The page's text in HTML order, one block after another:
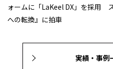
ォームに「LaKeel DX」を採用
への転換』に拍車
実績・事例